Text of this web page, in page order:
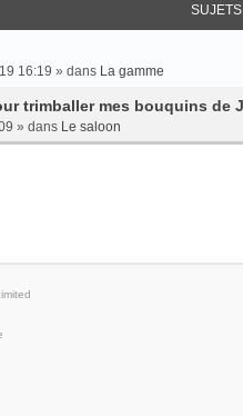
SUJETS
16:19 » dans La gamme
trimballer mes bouquins de
» dans Le saloon